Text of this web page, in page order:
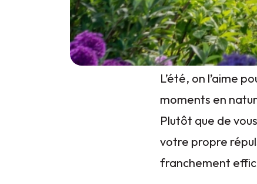
L’été, on l’aime
moments en
Plutôt que de
votre propre
franchement